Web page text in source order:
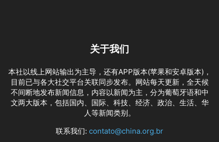
关于我们
本社以线上网站输出为主导，还有APP版本(苹果和安卓版本)，
目前已与各大社交平台关联同步发布。网站每天更新，全天候
不间断地发布新闻信息，内容以新闻为主，分为葡萄牙语和中
文两大版本，包括国内、国际、科技、经济、政治、生活、华
人等新闻类别。
联系我们: contato@china.org.br